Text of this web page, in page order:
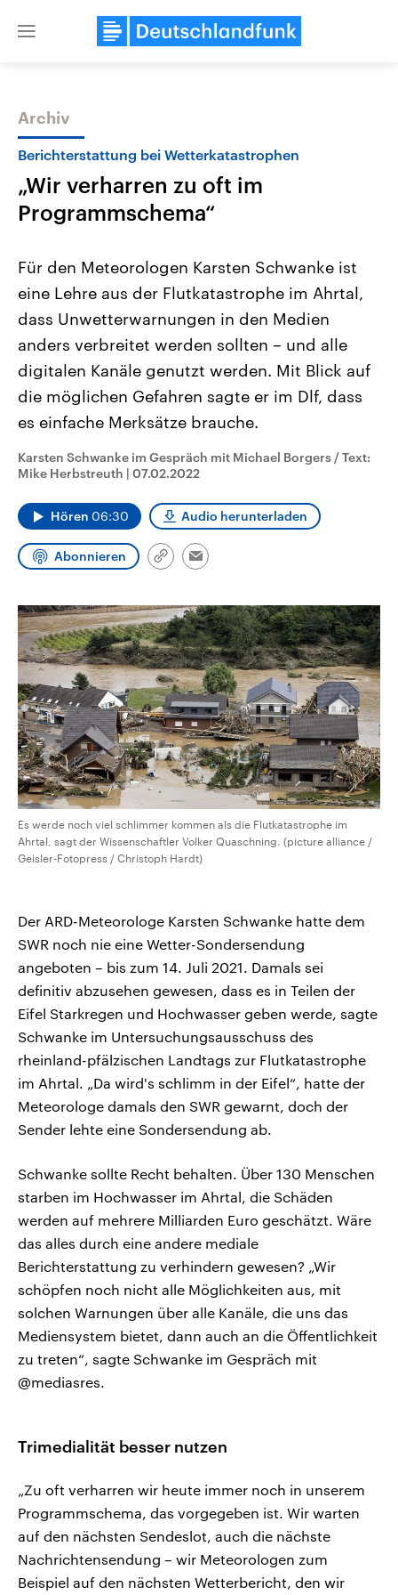
Close
Themen
Landtagswahl Sachsen-Anhalt
2026
Alle Informationen
Sachsen-Anhalt wählt am 6.
September 2026 einen neuen
Landtag. Seit 2021 wird das
Bundesland von einer Koalition aus
CDU, SPD und FDP regiert.-
Umfragen, Prognosen,
und Hintergründe zu den Parteien
und Kandidaten der anstehenden
Wahl.
USA
Aktuelle Beiträge,
Hintergründe
Wirtschaftlich und
gehören die Vereinigten
den mächtigsten Ländern
mit großem Einfluss auf
Sendungen Programm Podcasts
Archiv
Berichterstattung bei Wetterkatastrophen
„Wir verharren zu oft im
Programmschema“
Für den Meteorologen Karsten Schwanke ist
eine Lehre aus der Flutkatastrophe im Ahrtal,
dass Unwetterwarnungen in den Medien
anders verbreitet werden sollten – und alle
digitalen Kanäle genutzt werden. Mit Blick auf
die möglichen Gefahren sagte er im Dlf, dass
es einfache Merksätze brauche.
Karsten Schwanke im Gespräch mit Michael Borgers / Text:
Mike Herbstreuth | 07.02.2022
Hören 06:30 Audio herunterladen
Abonnieren
Link
Email
Es werde noch viel schlimmer kommen als die Flutkatastrophe im
Ahrtal, sagt der Wissenschaftler Volker Quaschning. (picture alliance /
Geisler-Fotopress / Christoph Hardt)
Der ARD-Meteorologe Karsten Schwanke hatte dem
SWR noch nie eine Wetter-Sondersendung
angeboten – bis zum 14. Juli 2021. Damals sei
definitiv abzusehen gewesen, dass es in Teilen der
Eifel Starkregen und Hochwasser geben werde, sagte
Schwanke im Untersuchungsausschuss des
rheinland-pfälzischen Landtags zur Flutkatastrophe
im Ahrtal. „Da wird's schlimm in der Eifel“, hatte der
Meteorologe damals den SWR gewarnt, doch der
Sender lehte eine Sondersendung ab.
Schwanke sollte Recht behalten. Über 130 Menschen
starben im Hochwasser im Ahrtal, die Schäden
werden auf mehrere Milliarden Euro geschätzt. Wäre
das alles durch eine andere mediale
Berichterstattung zu verhindern gewesen? „Wir
schöpfen noch nicht alle Möglichkeiten aus, mit
solchen Warnungen über alle Kanäle, die uns das
Mediensystem bietet, dann auch an die Öffentlichkeit
zu treten“, sagte Schwanke im Gespräch mit
@mediasres.
Trimedialität besser nutzen
„Zu oft verharren wir heute immer noch in unserem
Programmschema, das vorgegeben ist. Wir warten
auf den nächsten Sendeslot, auch die nächste
Nachrichtensendung – wir Meteorologen zum
Beispiel auf den nächsten Wetterbericht, den wir